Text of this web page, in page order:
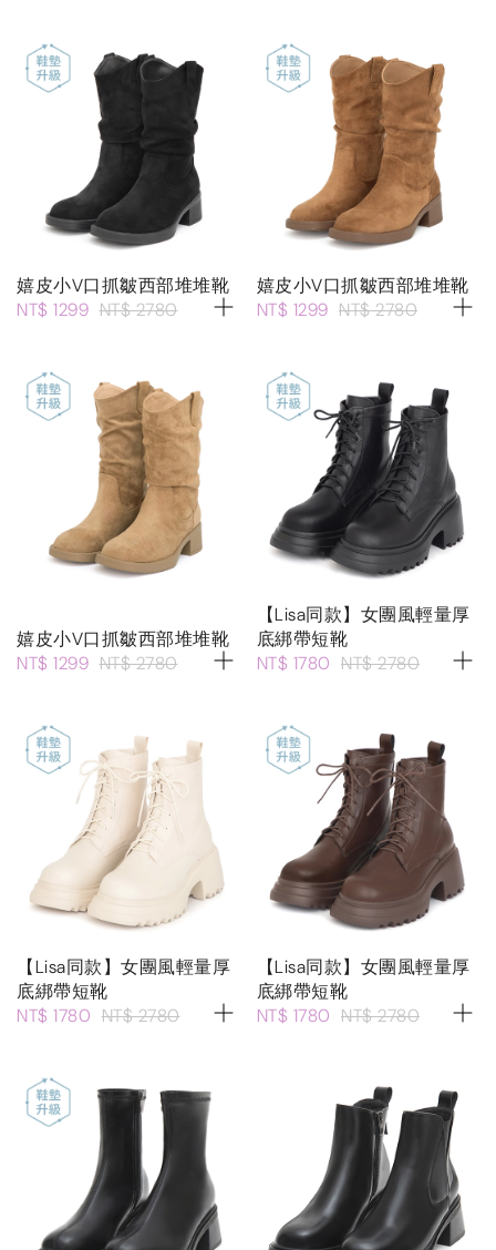
嬉皮小V口抓皺西部堆堆靴
NT$ 1299 NT$ 2780
嬉皮小V口抓皺西部堆堆靴
NT$ 1299 NT$ 2780
嬉皮小V口抓皺西部堆堆靴
NT$ 1299 NT$ 2780
【Lisa同款】女團風輕量厚
底綁帶短靴
NT$ 1780 NT$ 2780
【Lisa同款】女團風輕量厚
底綁帶短靴
NT$ 1780 NT$ 2780
【Lisa同款】女團風輕量厚
底綁帶短靴
NT$ 1780 NT$ 2780